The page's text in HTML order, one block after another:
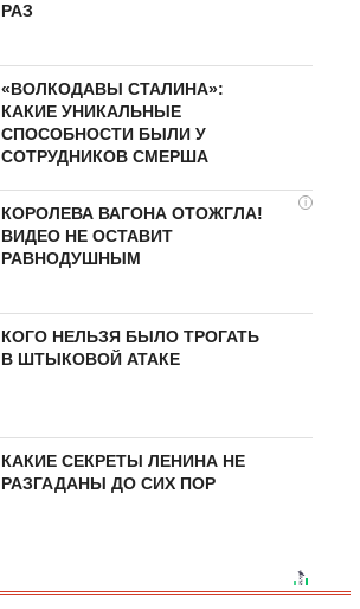
РАЗ
«ВОЛКОДАВЫ СТАЛИНА»:
КАКИЕ УНИКАЛЬНЫЕ
СПОСОБНОСТИ БЫЛИ У
СОТРУДНИКОВ СМЕРША
i
КОРОЛЕВА ВАГОНА ОТОЖГЛА!
ВИДЕО НЕ ОСТАВИТ
РАВНОДУШНЫМ
КОГО НЕЛЬЗЯ БЫЛО ТРОГАТЬ
В ШТЫКОВОЙ АТАКЕ
КАКИЕ СЕКРЕТЫ ЛЕНИНА НЕ
РАЗГАДАНЫ ДО СИХ ПОР